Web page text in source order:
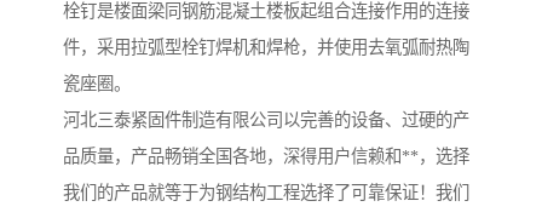
栓钉是楼面梁同钢筋混凝土楼板起组合连接作用的连接
件，采用拉弧型栓钉焊机和焊枪，并使用去氧弧耐热陶
瓷座圈。
河北三泰紧固件制造有限公司以完善的设备、过硬的产
品质量，产品畅销全国各地，深得用户信赖和**，选择
我们的产品就等于为钢结构工程选择了可靠保证！我们